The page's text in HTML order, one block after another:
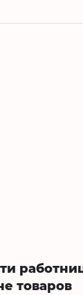
товаров